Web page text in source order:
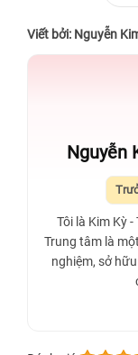
Viết bởi: Nguyễn
Nguyễn
Tôi là Kim Kỳ
Trung tâm là
nghiệm, sở